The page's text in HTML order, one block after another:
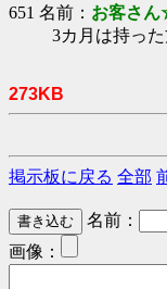
651 名前： お客さ
3カ月は持っ
273KB
掲示板に戻る 全部
名前：
画像：